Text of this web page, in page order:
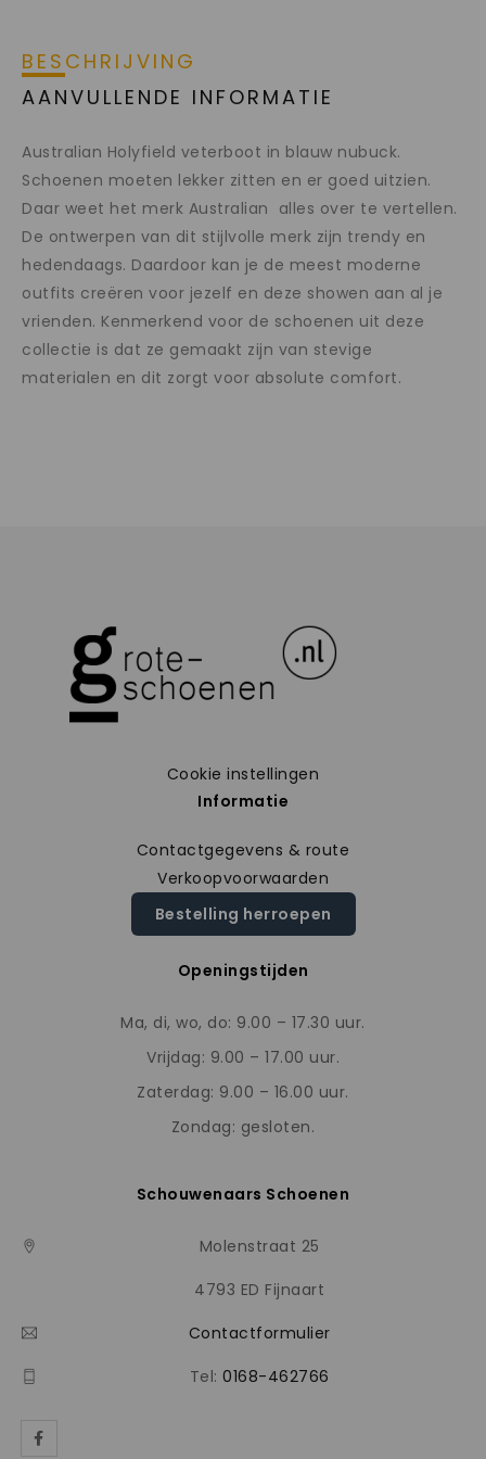
BESCHRIJVING
AANVULLENDE INFORMATIE
Australian Holyfield veterboot in blauw nubuck.
Schoenen moeten lekker zitten en er goed uitzien.
Daar weet het merk Australian alles over te vertellen.
De ontwerpen van dit stijlvolle merk zijn trendy en
hedendaags. Daardoor kan je de meest moderne
outfits creëren voor jezelf en deze showen aan al je
vrienden. Kenmerkend voor de schoenen uit deze
collectie is dat ze gemaakt zijn van stevige
materialen en dit zorgt voor absolute comfort.
Cookie instellingen
Informatie
Contactgegevens & route
Verkoopvoorwaarden
Bestelling herroepen
Openingstijden
Ma, di, wo, do: 9.00 – 17.30 uur.
Vrijdag: 9.00 – 17.00 uur.
Zaterdag: 9.00 – 16.00 uur.
Zondag: gesloten.
Schouwenaars Schoenen
Molenstraat 25
4793 ED Fijnaart
Contactformulier
Tel: 0168-462766